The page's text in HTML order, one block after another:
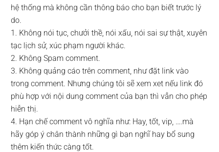
hệ thống mà không cần thông báo cho bạn biết trước lý
do.
1. Không nói tục, chưởi thề, nói xấu, nói sai sự thật, xuyên
tạc lịch sử, xúc phạm người khác.
2. Không Spam comment.
3. Không quảng cáo trên comment, như đặt link vào
trong comment. Nhưng chúng tôi sẽ xem xet nếu link đó
phù hợp với nội dung comment của bạn thì vẫn cho phép
hiễn thị.
4. Hạn chế comment vô nghĩa như: Hay, tốt, vip, ….mà
hãy góp ý chân thành những gì bạn nghĩ hay bổ sung
thêm kiến thức càng tốt.